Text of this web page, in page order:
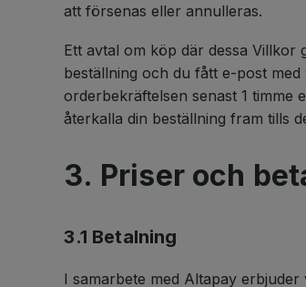
att försenas eller annulleras.
Ett avtal om köp där dessa Villkor
beställning och du fått e-post
orderbekräftelsen senast 1 timme
återkalla din beställning fram tills
3. Priser och
3.1 Betalning
I samarbete med Altapay